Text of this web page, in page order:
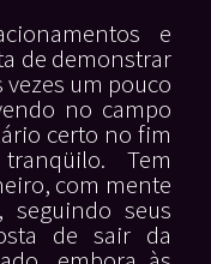
e
de demonstrar
um pouco
no campo
certo no fim
Tem
com mente
seguindo seus
de sair da